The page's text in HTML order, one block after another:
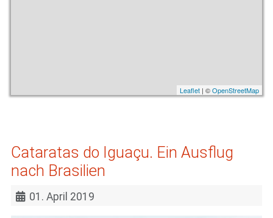
Leaflet | ©OpenStreetMap
Cataratas do Iguaçu. Ein Ausflug
nach Brasilien
01. April 2019